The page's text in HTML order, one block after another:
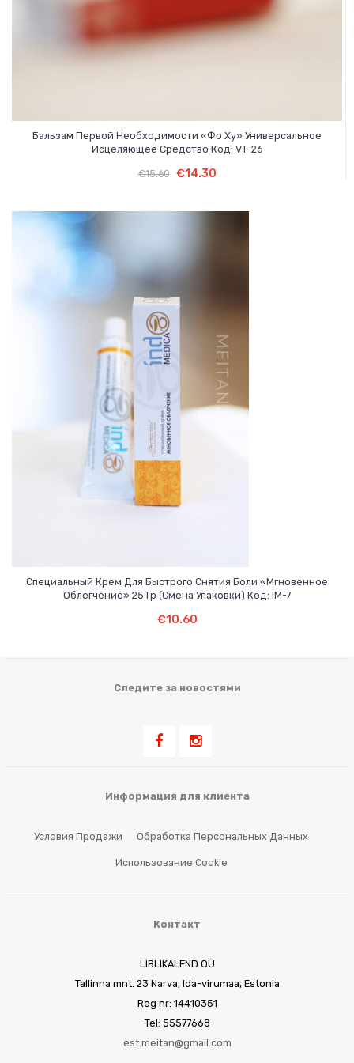
Бальзам Первой Необходимости «Фо Ху» Универсальное
Исцеляющее Средство Код: VT-26
€15.60 Первоначальная
составляла
€14.30Текущая
€14.30.
Первоначальная
цена
Текущая
цена:
Специальный Крем Для Быстрого Снятия Боли «Мгновенное
Облегчение» 25 Гр (смена Упаковки) Код: IM-7
€10.60
Следите за новостями
Информация для клиента
Условия Продажи Обработка Персональных Данных
Использование Cookie
Контакт
LIBLIKALEND OÜ
Tallinna mnt. 23 Narva, Ida-virumaa, Estonia
Reg nr: 14410351
Tel: 55577668
est.meitan@gmail.com